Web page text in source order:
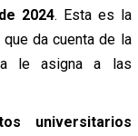
2024. Esta es la
que da cuenta de la
le asigna a las
universitarios